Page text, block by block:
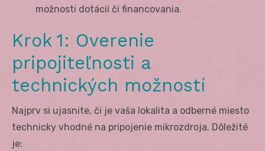
možnosti dotácií či financovania.
Krok 1: Overenie
pripojiteľnosti a
technických možností
Najprv si ujasnite, či je vaša lokalita a odberné miesto
technicky vhodné na pripojenie mikrozdroja. Dôležité
je: